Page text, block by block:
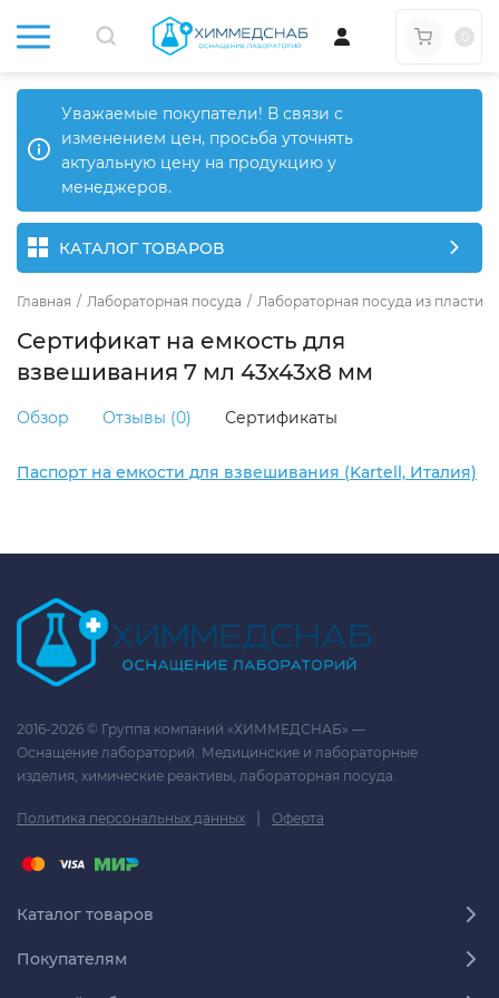
Уважаемые покупатели! В связи с
изменением цен, просьба уточнять
актуальную цену на продукцию у
менеджеров.
КАТАЛОГ ТОВАРОВ
Главная / Лабораторная посуда / Лабораторная посуда из пластика
Сертификат на емкость для
взвешивания 7 мл 43х43х8 мм
Обзор Отзывы (0) Сертификаты
Паспорт на емкости для взвешивания (Kartell, Италия)
2016-2026 © Группа компаний «ХИММЕДСНАБ» —
Оснащение лабораторий. Медицинские и лабораторные
изделия, химические реактивы, лабораторная посуда.
Политика персональных данных | Оферта
Каталог товаров
Покупателям